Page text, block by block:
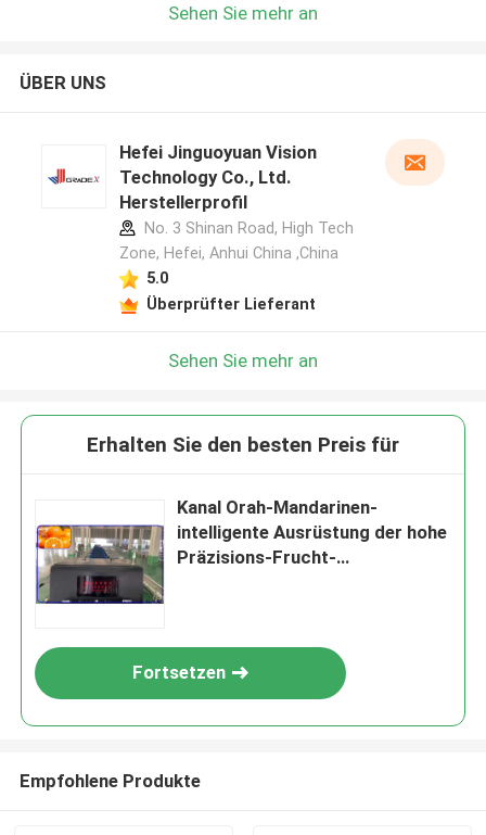
Sehen Sie mehr an
ÜBER UNS
Hefei Jinguoyuan Vision
Technology Co., Ltd.
Herstellerprofil
No. 3 Shinan Road, High Tech
Zone, Hefei, Anhui China ,China
5.0
Überprüfter Lieferant
Sehen Sie mehr an
Erhalten Sie den besten Preis für
Kanal Orah-Mandarinen-
intelligente Ausrüstung der hohe
Präzisions-Frucht-
Fortsetzen
Empfohlene Produkte